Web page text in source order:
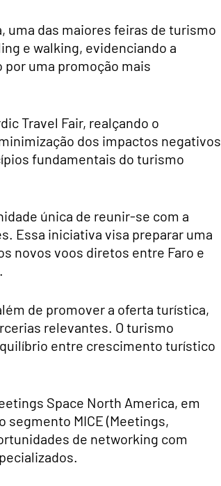
uma das maiores feiras de turismo
e walking, evidenciando a
uma promoção mais
Travel Fair, realçando o
dos impactos negativos
fundamentais do turismo
única de reunir-se com a
Essa iniciativa visa preparar uma
novos voos diretos entre Faro e
de promover a oferta turística,
relevantes. O turismo
entre crescimento turístico
Space North America, em
segmento MICE (Meetings,
de networking com